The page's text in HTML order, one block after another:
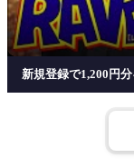
新規登録で1,200円